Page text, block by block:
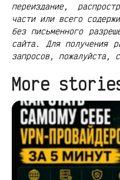
переиздание,
части или всего
без письменного
сайта. Для получения
запросов, пожалуйста,
More